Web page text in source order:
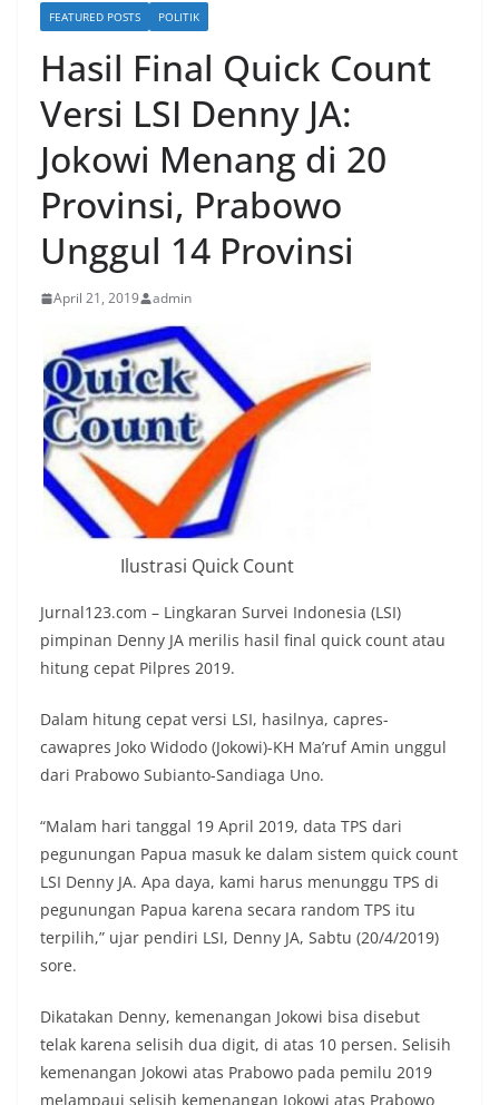
FEATURED POSTS POLITIK
Hasil Final Quick Count
Versi LSI Denny JA:
Jokowi Menang di 20
Provinsi, Prabowo
Unggul 14 Provinsi
April 21, 2019 admin
Ilustrasi Quick Count
Jurnal123.com – Lingkaran Survei Indonesia (LSI)
pimpinan Denny JA merilis hasil final quick count atau
hitung cepat Pilpres 2019.
Dalam hitung cepat versi LSI, hasilnya, capres-
cawapres Joko Widodo (Jokowi)-KH Ma’ruf Amin unggul
dari Prabowo Subianto-Sandiaga Uno.
“Malam hari tanggal 19 April 2019, data TPS dari
pegunungan Papua masuk ke dalam sistem quick count
LSI Denny JA. Apa daya, kami harus menunggu TPS di
pegunungan Papua karena secara random TPS itu
terpilih,” ujar pendiri LSI, Denny JA, Sabtu (20/4/2019)
sore.
Dikatakan Denny, kemenangan Jokowi bisa disebut
telak karena selisih dua digit, di atas 10 persen. Selisih
kemenangan Jokowi atas Prabowo pada pemilu 2019
melampaui selisih kemenangan Jokowi atas Prabowo